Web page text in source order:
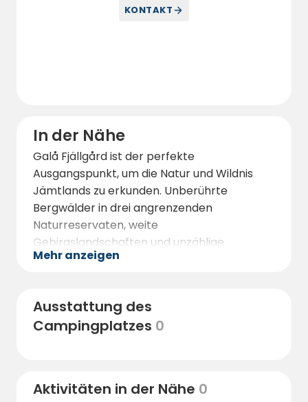
KONTAKT
In der Nähe
Galå Fjällgård ist der perfekte
Ausgangspunkt, um die Natur und Wildnis
Jämtlands zu erkunden. Unberührte
Bergwälder in drei angrenzenden
Naturreservaten, weite
Gebirgslandschaften und unzählige
Outdooraktivitäten, wie Wandern, Radfahren
Am Galå Fjällgård beginnen die
Wanderwege direkt vom Platz aus: die
Gebirgsfluss Galån verlaufen durch
Mehr anzeigen
Ausstattung des
Campingplatzes 0
Aktivitäten in der Nähe 0